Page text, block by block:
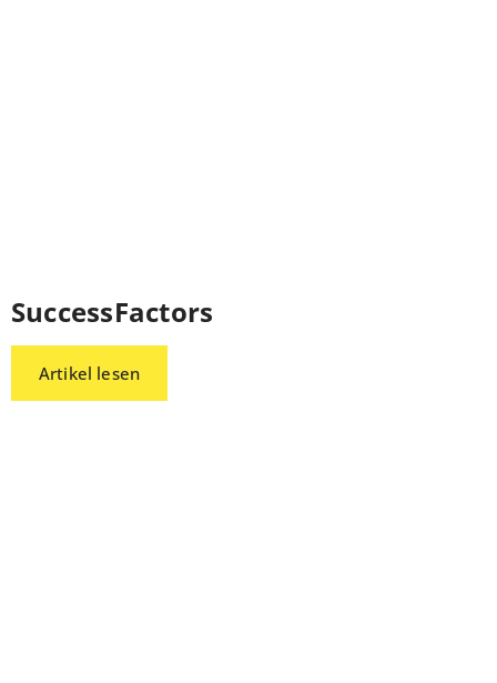
SuccessFactors
Artikel lesen